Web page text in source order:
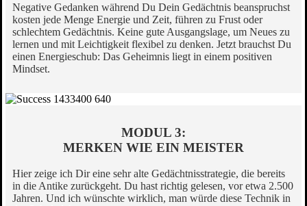
Negative Gedanken während Du Dein Gedächtnis beanspruchst
kosten jede Menge Energie und Zeit, führen zu Frust oder
schlechtem Gedächtnis. Keine gute Ausgangslage, um Neues zu
lernen und mit Leichtigkeit flexibel zu denken. Jetzt brauchst Du
einen Energieschub: Das Geheimnis liegt in einem positiven
Mindset.
MODUL 3:
MERKEN WIE EIN MEISTER
Hier zeige ich Dir eine sehr alte Gedächtnisstrategie, die bereits
in die Antike zurückgeht. Du hast richtig gelesen, vor etwa 2.500
Jahren. Und ich wünschte wirklich, man würde diese Technik in